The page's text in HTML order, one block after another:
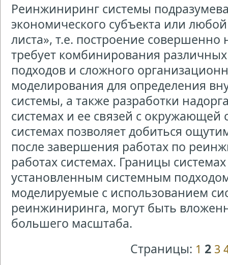
Реинжиниринг системы
экономического субъекта или
листа», т.е. построение совершенно
требует комбинирования
подходов и сложного
моделирования для определения
системы, а также разработки
системах и ее связей с
системах позволяет добиться
после завершения работах по
работах системах. Границы
установленным системным
моделируемые с использованием
реинжиниринга, могут быть
большего масштаба.
Страницы: 1 2 3